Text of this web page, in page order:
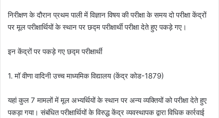
निरीक्षण के दौरान प्रथम पाली में विज्ञान विषय की परीक्षा के समय दो परीक्षा केंद्रों
पर मूल परीक्षार्थियों के स्थान पर छद्म परीक्षार्थी परीक्षा देते हुए पकड़े गए।
इन केंद्रों पर पकड़े गए छद्म परीक्षार्थी
1. मॉ वीणा वादिनी उच्च माध्यमिक विद्यालय (केंद्र कोड-1879)
यहां कुल 7 मामलों में मूल अभ्यर्थियों के स्थान पर अन्य व्यक्तियों को परीक्षा देते हुए
पकड़ा गया। संबंधित परीक्षार्थियों के विरुद्ध केंद्र व्यवस्थापक द्वारा विधिक कार्रवाई